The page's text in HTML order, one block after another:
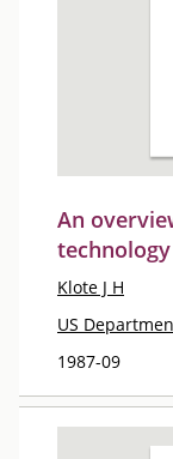
An
technology
Klote J H
US
1987-09